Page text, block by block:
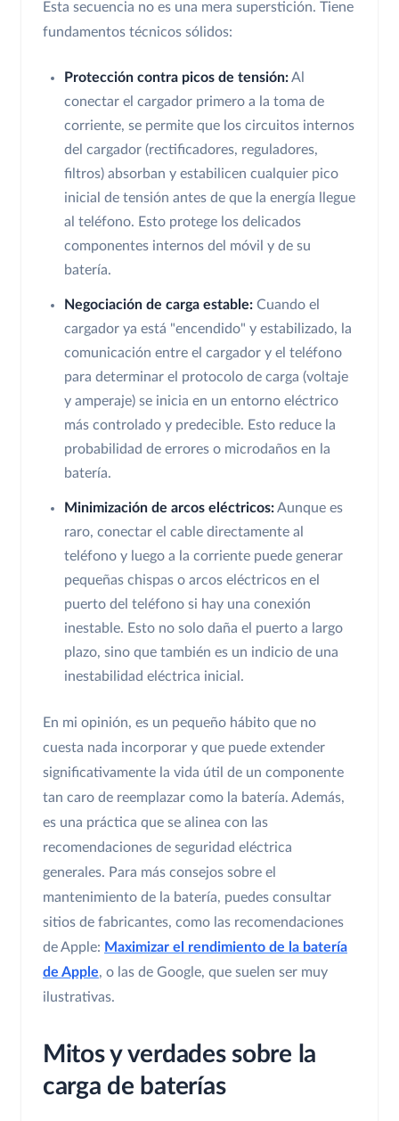
Esta secuencia no es una mera superstición. Tiene
fundamentos técnicos sólidos:
Protección contra picos de tensión:Al
conectar el cargador primero a la toma de
corriente, se permite que los circuitos internos
del cargador (rectificadores, reguladores,
filtros) absorban y estabilicen cualquier pico
inicial de tensión antes de que la energía llegue
al teléfono. Esto protege los delicados
componentes internos del móvil y de su
batería.
Negociación de carga estable: Cuando el
cargador ya está "encendido" y estabilizado, la
comunicación entre el cargador y el teléfono
para determinar el protocolo de carga (voltaje
y amperaje) se inicia en un entorno eléctrico
más controlado y predecible. Esto reduce la
probabilidad de errores o microdaños en la
batería.
Minimización de arcos eléctricos:Aunque es
raro, conectar el cable directamente al
teléfono y luego a la corriente puede generar
pequeñas chispas o arcos eléctricos en el
puerto del teléfono si hay una conexión
inestable. Esto no solo daña el puerto a largo
plazo, sino que también es un indicio de una
inestabilidad eléctrica inicial.
En mi opinión, es un pequeño hábito que no
cuesta nada incorporar y que puede extender
significativamente la vida útil de un componente
tan caro de reemplazar como la batería. Además,
es una práctica que se alinea con las
recomendaciones de seguridad eléctrica
generales. Para más consejos sobre el
mantenimiento de la batería, puedes consultar
sitios de fabricantes, como las recomendaciones
de Apple: Maximizar el rendimiento de la batería
de Apple, o las de Google, que suelen ser muy
ilustrativas.
Mitos y verdades sobre la
carga de baterías